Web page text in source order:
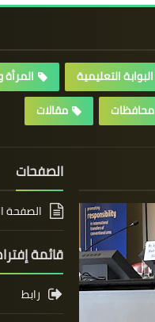
البوابة التعليمية
محافظات مقالات
الصفحات
الصفحة
قائمة
رابط